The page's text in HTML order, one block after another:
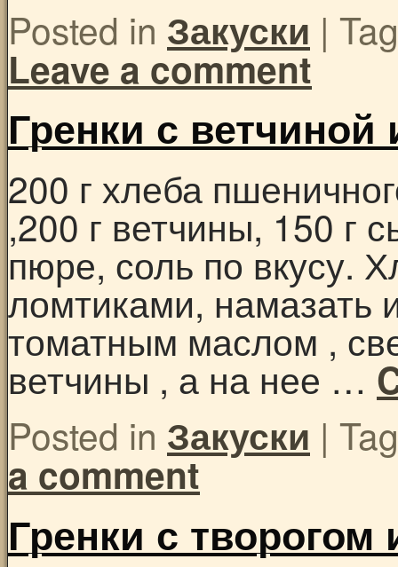
Posted in Закуски |
Leave a comment
Гренки с
200 г хлеба
,200 г ветчины, 150 г
пюре, соль по вкусу.
ломтиками, намазать
томатным маслом ,
ветчины , а на нее …
Posted in Закуски |
a comment
Гренки с